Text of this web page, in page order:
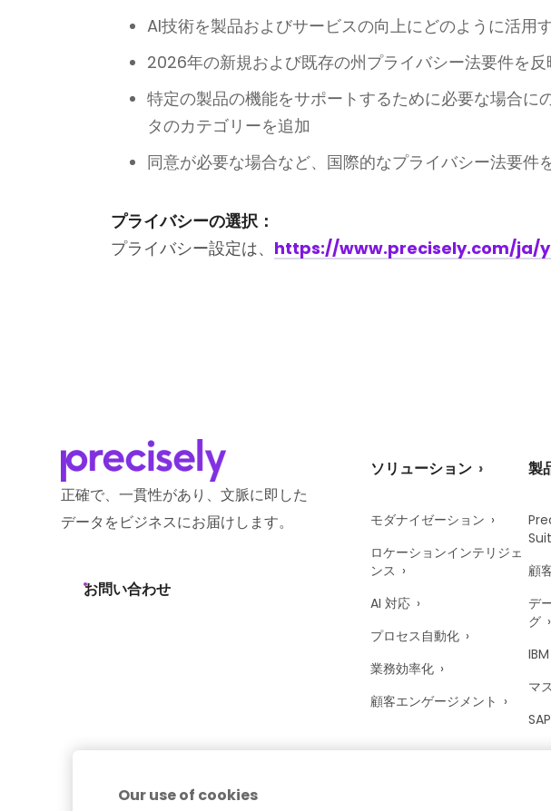
AI技術を製品およびサービスの向上にどのように活用
2026年の新規および既存の州プライバシー法要件を
特定の製品の機能をサポートするために必要な場合
タのカテゴリーを追加
同意が必要な場合など、国際的なプライバシー法要件
プライバシーの選択：
プライバシー設定は、 https://www.precisely.com/ja/
正確で、一貫性があり、文脈に即した
データをビジネスにお届けします。
お問い合わせ
ソリューション
モダナイゼーション
ロケーションインテリジェ
ンス
AI 対応
プロセス自動化
業務効率化
顧客エンゲージメント
製
顧
デ
グ
マ
Our use of cookies